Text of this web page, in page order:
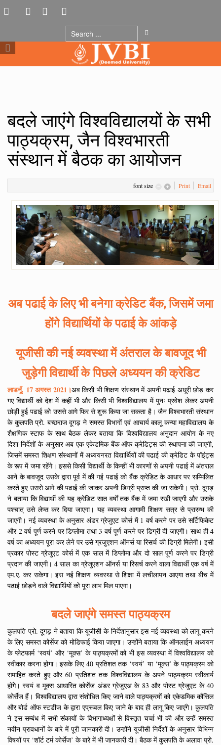
बदले जाएंगे विश्वविद्यालयों के सभी
पाठ्यक्रम, जैन विश्वभारती
संस्थान में बैठक का आयोजन
font size Print Email
अब पढाई के लिए भी बनेगा क्रेडिट बैंक, जिसमें जमा
होंगे विद्यार्थियों के पढाई के आंकड़े
यूजीसी की नई व्यवस्था में अंतराल के बावजूद भी
जुड़ेगी विद्यार्थी के पिछले अध्ययन की क्रेडिट
लाडनूँ, 17 अगस्त 2021।अब किसी भी शिक्षण संस्थान में अपनी पढाई अधूरी छोड़ कर
गए विद्यार्थी को देश में कहीं भी और किसी भी विश्वविद्यालय में पुनः प्रवेश लेकर अपनी
छोड़ी हुई पढाई को उससे आगे फिर से शुरू किया जा सकता है। जैन विश्वभारती संस्थान
के कुलपति प्रो. बच्छराज दूगड़ ने समस्त विभागों एवं आचार्य कालू कन्या महाविद्यालय के
शैक्षणिक स्टाफ के साथ बैठक लेकर बताया कि विश्वविद्यालय अनुदान आयोग के नए
दिशा-निर्देशों के अनुसार अब एक एकेडमिक बैंक ऑफ क्रेडिट्स की स्थापना की जाएगी,
जिसमें समस्त शिक्षण संस्थानों में अध्ययनरत विद्यार्थियों की पढाई की क्रेडिट के पॉइंट्स
के रूप में जमा रहेंगे। इससे किसी विद्यार्थी के किन्हीं भी कारणों से अपनी पढाई में अंतराल
आने के बावजूद उसके द्वारा पूर्व में की गई पढाई को बैंक क्रेडिट के आधार पर सम्मिलित
करते हुए उससे आगे की पढाई की जाकर अपनी डिग्री प्राप्त की जा सकेगी। प्रो. दूगड़
ने बताया कि विद्यार्थी की यह क्रेडिट सात वर्षों तक बैंक में जमा रखी जाएगी और उसके
पश्चात् उसे लेप्स कर दिया जाएगा। यह व्यवस्था आगामी शिक्षण सत्र से प्रारम्भ की
जाएगी। नई व्यवस्था के अनुसार अंडर ग्रेजुएट कोर्स में 1 वर्ष करने पर उसे सर्टिफिकेट
और 2 वर्ष पूर्ण करने पर डिप्लोमा तथा 3 वर्ष पूर्ण करने पर डिग्री दी जाएगी। साथ ही 4
वर्ष का अध्ययन पूरा कर लेने पर उसे ग्रजुएशन ऑनर्स या रिसर्च की डिग्री मिलेगी। इसी
प्रकार पोस्ट ग्रेजुएट कोर्स में एक साल में डिप्लोमा और दो साल पूर्ण करने पर डिग्री
प्रदान की जाएगी। 4 साल का ग्रेजुएशन ऑनर्स या रिसर्च करने वाला विद्यार्थी एक वर्ष में
एम.ए. कर सकेगा। इस नई शिक्षण व्यवस्था से शिक्षा में लचीलापन आएगा तथा बीच में
पढाई छोड़ने वाले विद्यार्थियों को पूरा लाभ मिल पाएगा।
बदले जाएंगे समस्त पाठ्यक्रम
कुलपति प्रो. दूगड़ ने बताया कि यूजीसी के निर्देशानुसार इस नई व्यवस्था को लागू करने
के लिए समस्त कोर्सेज को मोडिफाई किया जाएगा। उन्होंने बताया कि ऑनलाईन अध्ययन
के प्लेटफार्म ‘स्वयं’ और ‘मूक्स’ के पाठ्यक्रमों को भी इस व्यवस्था में विश्वविद्यालय को
स्वीकार करना होगा। इसके लिए 40 प्रतिशत तक ‘स्वयं’ या ‘मूक्स’ के पाठ्यक्रम को
समाहित करते हुए और 60 प्रतिशत तक विश्वविद्यालय के अपने पाठ्यक्रम स्वीकार्य
होंगे। स्वयं व मूक्स आधारित कोर्सेज अंडर ग्रेजुएअ के 83 और पोस्ट ग्रेजुएट के 40
कोर्सेज हैं। विश्वविद्यालय द्वारा संशोधित किए जाने वाले पाठ्यक्रमों को एकेडमिक कौंसिल
और बोर्ड ऑफ स्टडीज के द्वारा एप्रूवल किए जाने के बाद ही लागू किए जाएंगे। कुलपति
ने इस सम्बंध में सभी संकायों के विभागाध्यक्षों से विस्तृत चर्चा भी की और उन्हें समस्त
नवीन प्रावधानों के बारे में पूरी जानकारी दी। उन्होंने यूजीसी निर्देशों के अनुसार विभिन्न
विषयों पर ‘शॉर्ट टर्म कोर्सेज’ के बारे में भी जानकारी दी। बैठक में कुलपति के अलावा प्रो.